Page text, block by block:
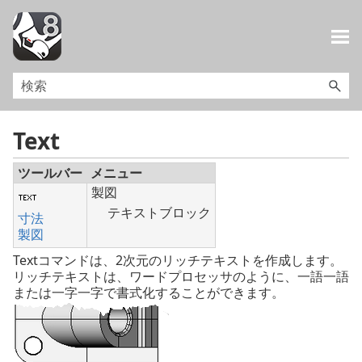
Text
ツールバー メニュー
寸法
製図
製図
テキストブロック
Textコマンドは、2次元のリッチテキストを作成します。
リッチテキストは、ワードプロセッサのように、一語一語
または一字一字で書式化することができます。